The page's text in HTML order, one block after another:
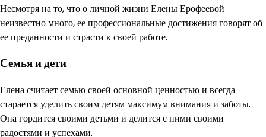
Несмотря на то, что о личной жизни Елены Ерофеевой
неизвестно много, ее профессиональные достижения говорят об
ее преданности и страсти к своей работе.
Семья и дети
Елена считает семью своей основной ценностью и всегда
старается уделить своим детям максимум внимания и заботы.
Она гордится своими детьми и делится с ними своими
радостями и успехами.